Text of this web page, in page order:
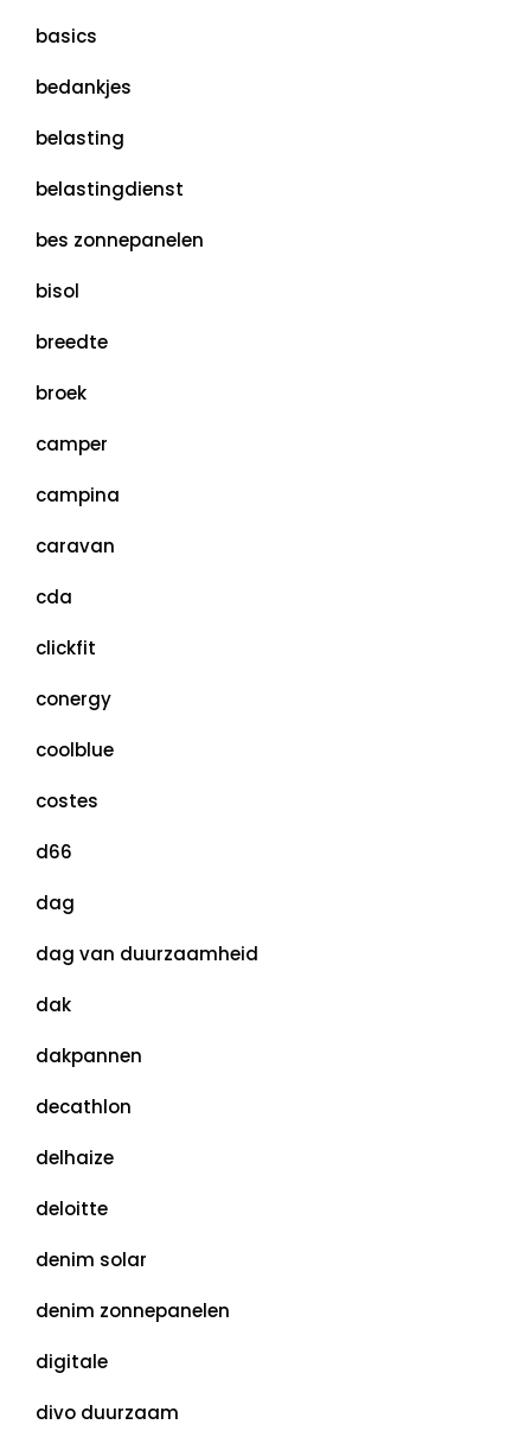
basics
bedankjes
belasting
belastingdienst
bes zonnepanelen
bisol
breedte
broek
camper
campina
caravan
cda
clickfit
conergy
coolblue
costes
d66
dag
dag van duurzaamheid
dak
dakpannen
decathlon
delhaize
deloitte
denim solar
denim zonnepanelen
digitale
divo duurzaam